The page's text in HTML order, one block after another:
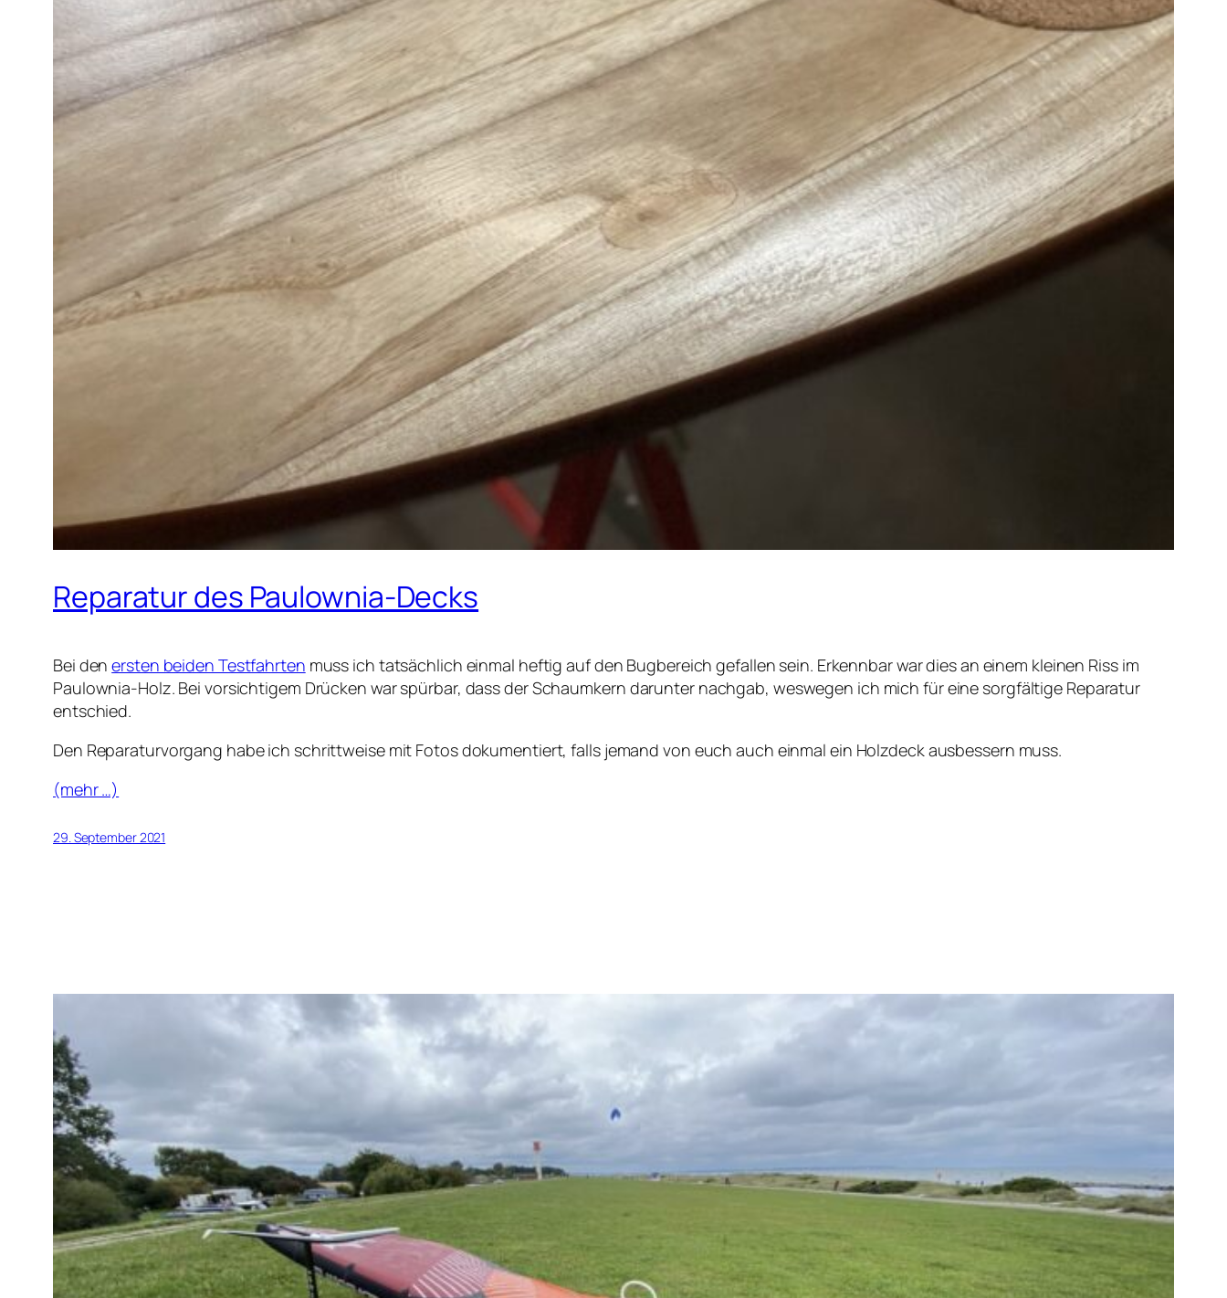
Reparatur des Paulownia-Decks
Bei denersten beiden Testfahrten muss ich tatsächlich einmal heftig auf den Bugbereich gefallen sein. Erkennbar war dies an einem kleinen Riss im
Paulownia-Holz. Bei vorsichtigem Drücken war spürbar, dass der Schaumkern darunter nachgab, weswegen ich mich für eine sorgfältige Reparatur
entschied.
Den Reparaturvorgang habe ich schrittweise mit Fotos dokumentiert, falls jemand von euch auch einmal ein Holzdeck ausbessern muss.
(mehr …)
29. September 2021